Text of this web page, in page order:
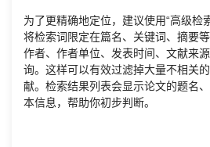
为了更精确地定位，建议使用“高级检
将检索词限定在篇名、关键词、摘要
作者、作者单位、发表时间、文献来
询。这样可以有效过滤掉大量不相关
献。检索结果列表会显示论文的题名
本信息，帮助你初步判断。